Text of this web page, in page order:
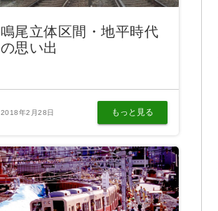
鳴尾立体区間・地平時代
の思い出
2018年2月28日 もっと見る